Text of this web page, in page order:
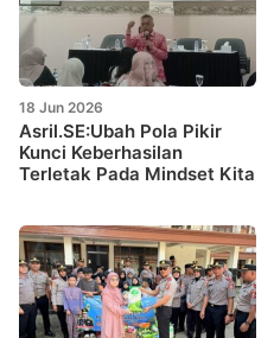
18 Jun 2026
Asril.SE:Ubah Pola Pikir
Kunci Keberhasilan
Terletak Pada Mindset Kita